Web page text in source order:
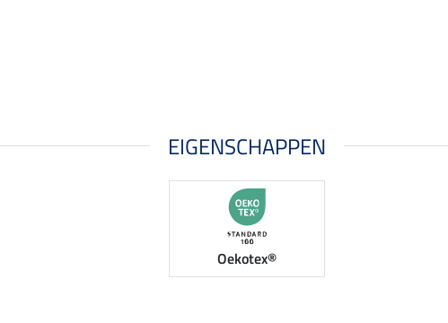
EIGENSCHAPPEN
Oekotex®